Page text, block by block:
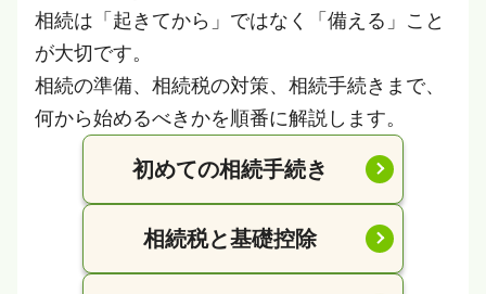
相続は「起きてから」ではなく「備える」こと
が大切です。
相続の準備、相続税の対策、相続手続きまで、
何から始めるべきかを順番に解説します。
初めての相続手続き
相続税と基礎控除